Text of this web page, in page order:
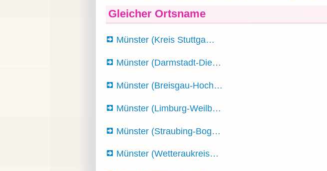
Gleicher Ortsname
Münster (Kreis Stuttga…
Münster (Darmstadt-Die…
Münster (Breisgau-Hoch…
Münster (Limburg-Weilb…
Münster (Straubing-Bog…
Münster (Wetteraukreis…